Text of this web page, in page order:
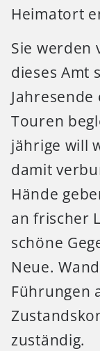
Heimatort
Sie werden
dieses Amt
Touren
jährige will
damit
Hände
an frischer
schöne
Neue.
Führungen
zuständig.